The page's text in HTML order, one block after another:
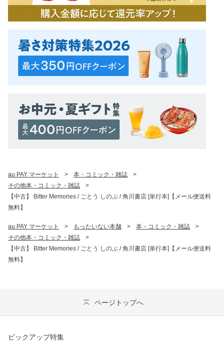
au PAY マーケット > 本・コミック・雑誌
>
その他本・コミック・雑誌
>
【中古】 Bitter Memories / ごとう しのぶ / 角川書店 [単行本]【メール便送料
無料】
au PAY マーケット > もったいない本舗 > 本・コミック・雑誌
>
その他本・コミック・雑誌
>
【中古】 Bitter Memories / ごとう しのぶ / 角川書店 [単行本]【メール便送料
無料】
ページトップへ
ピックアップ特集